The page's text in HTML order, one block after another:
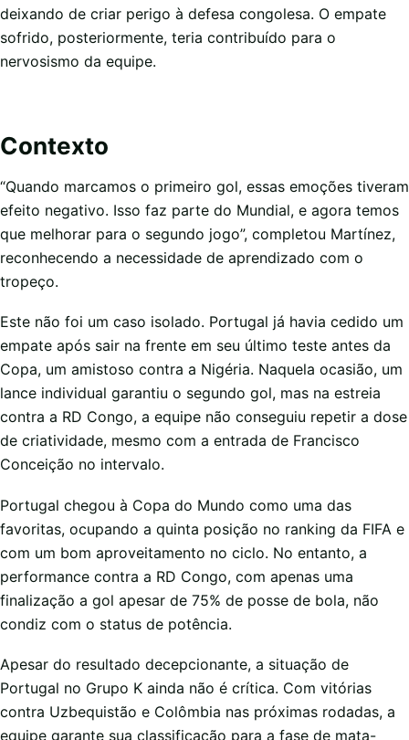
deixando de criar perigo à defesa congolesa. O empate
sofrido, posteriormente, teria contribuído para o
nervosismo da equipe.
Contexto
“Quando marcamos o primeiro gol, essas emoções tiveram
efeito negativo. Isso faz parte do Mundial, e agora temos
que melhorar para o segundo jogo”, completou Martínez,
reconhecendo a necessidade de aprendizado com o
tropeço.
Este não foi um caso isolado. Portugal já havia cedido um
empate após sair na frente em seu último teste antes da
Copa, um amistoso contra a Nigéria. Naquela ocasião, um
lance individual garantiu o segundo gol, mas na estreia
contra a RD Congo, a equipe não conseguiu repetir a dose
de criatividade, mesmo com a entrada de Francisco
Conceição no intervalo.
Portugal chegou à Copa do Mundo como uma das
favoritas, ocupando a quinta posição no ranking da FIFA e
com um bom aproveitamento no ciclo. No entanto, a
performance contra a RD Congo, com apenas uma
finalização a gol apesar de 75% de posse de bola, não
condiz com o status de potência.
Apesar do resultado decepcionante, a situação de
Portugal no Grupo K ainda não é crítica. Com vitórias
contra Uzbequistão e Colômbia nas próximas rodadas, a
equipe garante sua classificação para a fase de mata-